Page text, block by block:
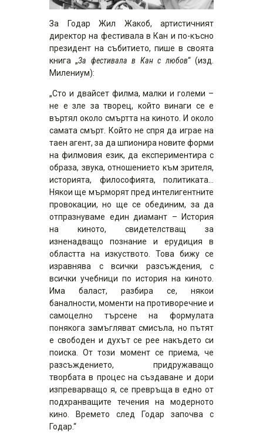
За Годар Жил Жакоб, артистичният
директор на фестивала в Кан и по-късно
президент на събитието, пише в своята
книга „За фестивала в Кан с любов“ (изд.
Милениум):
„Сто и двайсет филма, малки и големи –
не е зле за творец, който винаги се е
въртял около смъртта на киното. И около
самата смърт. Който не спря да играе на
таен агент, за да шпионира новите форми
на филмовия език, да експериментира с
образа, звука, отношението към зрителя,
историята, философията, политиката…
Някои ще мърморят пред интелигентните
провокации, но ще се обединим, за да
отпразнуваме един диамант – История
на киното, свидетелстващ за
изненадващо познание и ерудиция в
областта на изкуството. Това бижу се
изравнява с всички разсъждения, с
всички учебници по история на киното.
Има баласт, разбира се, някои
баналности, моменти на противоречние и
самоцелно търсене на формулата
понякога замъгляват смисъла, но пътят
е свободен и духът се рее накъдето си
поиска. От този момент се приема, че
разсъждението, придружаващо
творбата в процес на създаване и дори
изпреварващо я, се превръща в едно от
подхранващите течения на модерното
кино. Времето след Годар започва с
Годар.“